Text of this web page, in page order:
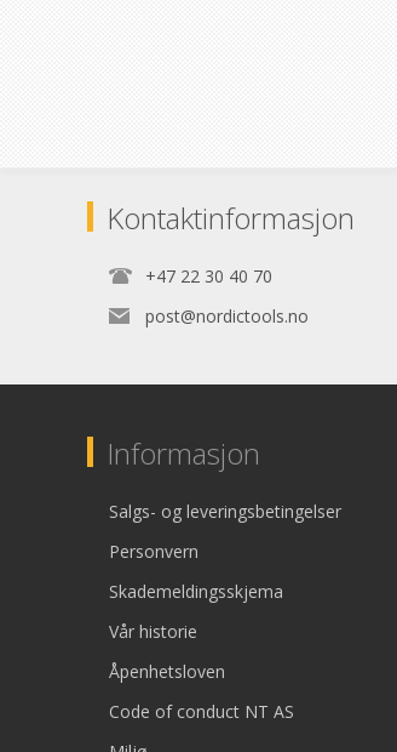
Kontaktinformasjon
+47 22 30 40 70
post@nordictools.no
Informasjon
Salgs- og leveringsbetingelser
Personvern
Skademeldingsskjema
Vår historie
Åpenhetsloven
Code of conduct NT AS